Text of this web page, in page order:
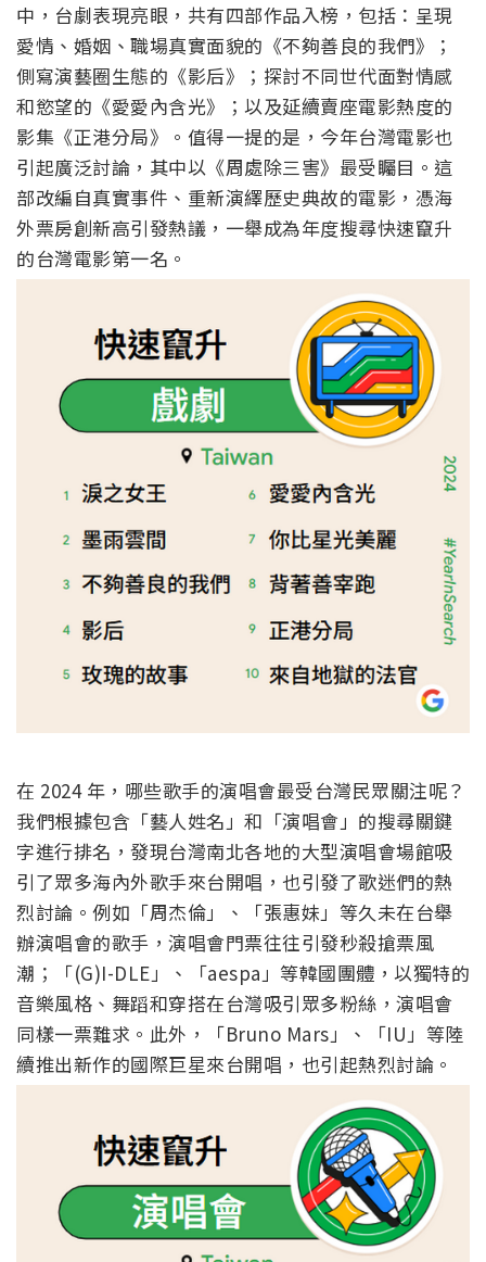
中，台劇表現亮眼， 共有四部作品入榜，包括：呈現
愛情、婚姻、職場真實面貌的《不夠善良的我們》；
側寫演藝圈生態的《影后》； 探討不同世代面對情感
和慾望的《愛愛內含光》； 以及延續賣座電影熱度的
影集《正港分局》。值得一提的是， 今年台灣電影也
引起廣泛討論，其中以《周處除三害》最受矚目。 這
部改編自真實事件、重新演繹歷史典故的電影， 憑海
外票房創新高引發熱議， 一舉成為年度搜尋快速竄升
的台灣電影第一名。
在 2024 年，哪些歌手的演唱會最受台灣民眾關注呢？
我們根據包含「藝人姓名」和「演唱會」的搜尋關鍵
字進行排名， 發現台灣南北各地的大型演唱會場館吸
引了眾多海內外歌手來台開唱 ，也引發了歌迷們的熱
烈討論。例如「周杰倫」、「張惠妹」 等久未在台舉
辦演唱會的歌手，演唱會門票往往引發秒殺搶票風
潮；
「(G)I-DLE」、「aespa」等韓國團體， 以獨特的
音樂風格、舞蹈和穿搭在台灣吸引眾多粉絲， 演唱會
同樣一票難求。此外，「Bruno Mars」、「IU」等陸
續推出新作的國際巨星來台開唱， 也引起熱烈討論。